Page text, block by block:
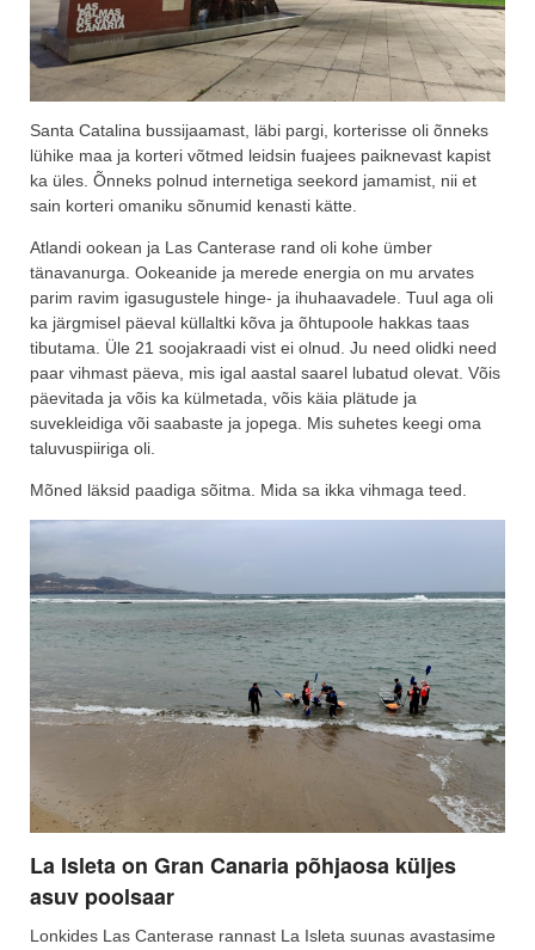
Santa Catalina bussijaamast, läbi pargi, korterisse oli õnneks
lühike maa ja korteri võtmed leidsin fuajees paiknevast kapist
ka üles. Õnneks polnud internetiga seekord jamamist, nii et
sain korteri omaniku sõnumid kenasti kätte.
Atlandi ookean ja Las Canterase rand oli kohe ümber
tänavanurga. Ookeanide ja merede energia on mu arvates
parim ravim igasugustele hinge- ja ihuhaavadele. Tuul aga oli
ka järgmisel päeval küllaltki kõva ja õhtupoole hakkas taas
tibutama. Üle 21 soojakraadi vist ei olnud. Ju need olidki need
paar vihmast päeva, mis igal aastal saarel lubatud olevat. Võis
päevitada ja võis ka külmetada, võis käia plätude ja
suvekleidiga või saabaste ja jopega. Mis suhetes keegi oma
taluvuspiiriga oli.
Mõned läksid paadiga sõitma. Mida sa ikka vihmaga teed.
La Isleta on Gran Canaria põhjaosa küljes
asuv poolsaar
Lonkides Las Canterase rannast La Isleta suunas avastasime